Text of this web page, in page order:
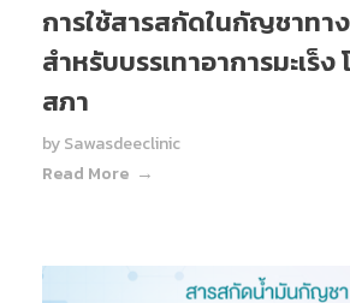
การใช้สารสกัดในกัญชาทา
สำหรับบรรเทาอาการมะเร็
สภา
bySawasdeeclinic
Read More